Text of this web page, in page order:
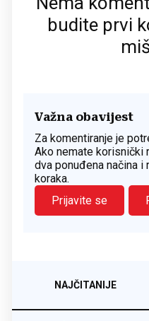
budite prvi
Važna obavijest
Za komentiranje je
Ako nemate korisnički
dva ponuđena načina
koraka.
Prijavite se
NAJČITANIJE